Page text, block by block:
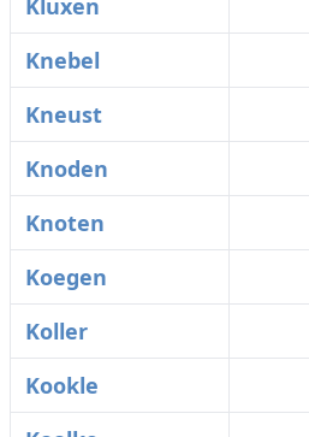
Kluxen
Knebel
Kneust
Knoden
Knoten
Koegen
Koller
Kookle